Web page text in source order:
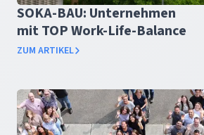
SOKA-BAU: Unternehmen
mit TOP Work-Life-Balance
ZUM ARTIKEL